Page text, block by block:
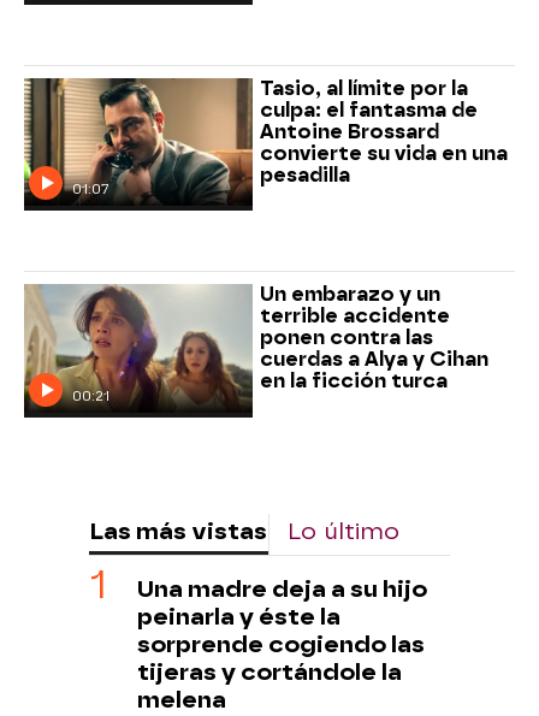
01:07
Tasio, al límite por la
culpa: el fantasma de
Antoine Brossard
convierte su vida en una
pesadilla
00:21
Un embarazo y un
terrible accidente
ponen contra las
cuerdas a Alya y Cihan
en la ficción turca
Las más vistas Lo último
Una madre deja a su hijo
peinarla y éste la
sorprende cogiendo las
tijeras y cortándole la
melena